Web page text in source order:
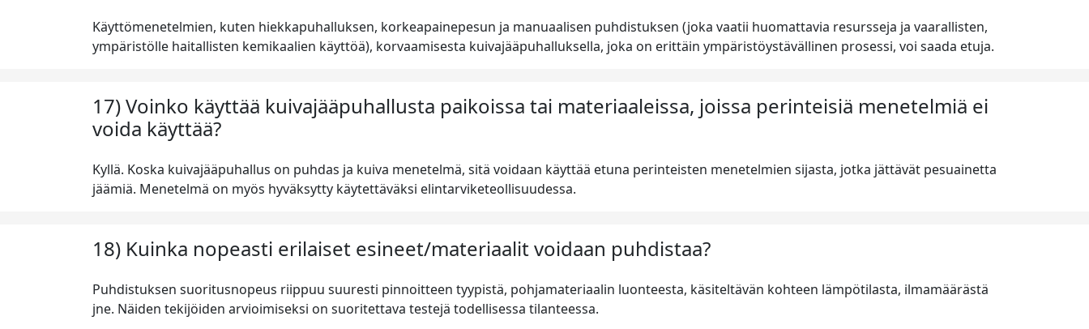
Käyttömenetelmien, kuten hiekkapuhalluksen, korkeapainepesun ja manuaalisen puhdistuksen (joka vaatii huomattavia resursseja ja vaarallisten,
ympäristölle haitallisten kemikaalien käyttöä), korvaamisesta kuivajääpuhalluksella, joka on erittäin ympäristöystävällinen prosessi, voi saada etuja.
17) Voinko käyttää kuivajääpuhallusta paikoissa tai materiaaleissa, joissa perinteisiä menetelmiä ei
voida käyttää?
Kyllä. Koska kuivajääpuhallus on puhdas ja kuiva menetelmä, sitä voidaan käyttää etuna perinteisten menetelmien sijasta, jotka jättävät pesuainetta
jäämiä. Menetelmä on myös hyväksytty käytettäväksi elintarviketeollisuudessa.
18) Kuinka nopeasti erilaiset esineet/materiaalit voidaan puhdistaa?
Puhdistuksen suoritusnopeus riippuu suuresti pinnoitteen tyypistä, pohjamateriaalin luonteesta, käsiteltävän kohteen lämpötilasta, ilmamäärästä
jne. Näiden tekijöiden arvioimiseksi on suoritettava testejä todellisessa tilanteessa.